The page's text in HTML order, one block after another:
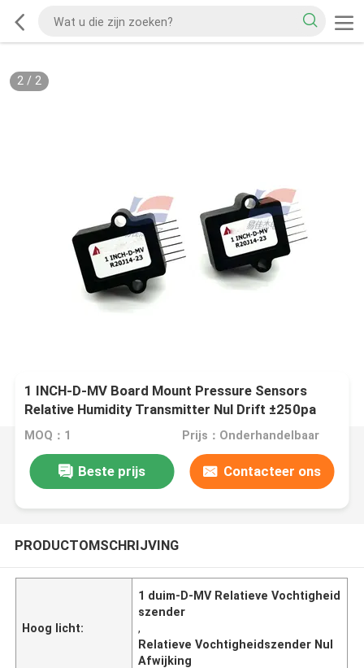
2/ 2
1 INCH-D-MV Board Mount Pressure Sensors
Relative Humidity Transmitter Nul Drift ±250pa
150uV
MOQ：1 Prijs：Onderhandelbaar
Beste prijs Contacteer ons
PRODUCTOMSCHRIJVING
Hoog licht:
1 duim-D-MV Relatieve Vochtigheid
szender
,
Relatieve Vochtigheidszender Nul
Afwijking